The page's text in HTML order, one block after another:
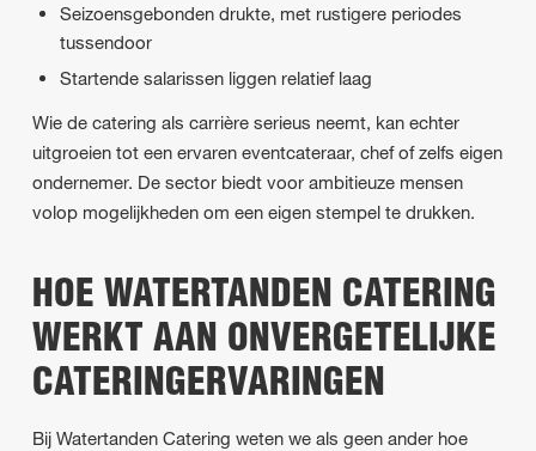
Seizoensgebonden drukte, met rustigere periodes
tussendoor
Startende salarissen liggen relatief laag
Wie de catering als carrière serieus neemt, kan echter
uitgroeien tot een ervaren eventcateraar, chef of zelfs eigen
ondernemer. De sector biedt voor ambitieuze mensen
volop mogelijkheden om een eigen stempel te drukken.
HOE WATERTANDEN CATERING
WERKT AAN ONVERGETELIJKE
CATERINGERVARINGEN
Bij Watertanden Catering weten we als geen ander hoe